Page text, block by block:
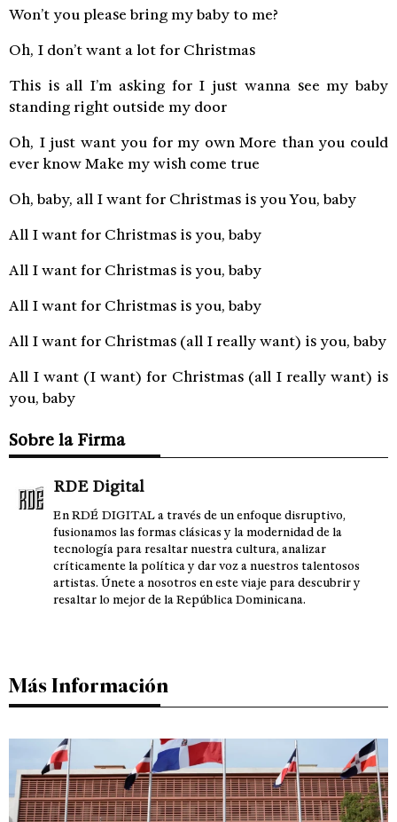
Won’t you please bring my baby to me?
Oh, I don’t want a lot for Christmas
This is all I’m asking for I just wanna see my baby
standing right outside my door
Oh, I just want you for my own More than you could
ever know Make my wish come true
Oh, baby, all I want for Christmas is you You, baby
All I want for Christmas is you, baby
All I want for Christmas is you, baby
All I want for Christmas is you, baby
All I want for Christmas (all I really want) is you, baby
All I want (I want) for Christmas (all I really want) is
you, baby
Sobre la Firma
RDE Digital
En RDÉ DIGITAL a través de un enfoque disruptivo,
fusionamos las formas clásicas y la modernidad de la
tecnología para resaltar nuestra cultura, analizar
críticamente la política y dar voz a nuestros talentosos
artistas. Únete a nosotros en este viaje para descubrir y
resaltar lo mejor de la República Dominicana.
Más Información